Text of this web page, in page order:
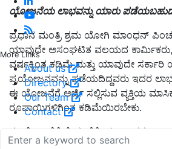
More Links
About us
Directory
Our Team
Contact
ಯೋಜನೆಯ ಲಾಭವನ್ನು ಯಾರು
ಪ್ರಧಾನ ಮಂತ್ರಿ ಶ್ರಮ ಯೋಗಿ ಮಾಂಧನ್
ಯಾವುದೇ ಅಸಂಘಟಿತ ವಲಯದ
ವರ್ಷಕ್ಕಿಂತ ಕಡಿಮೆ ಮತ್ತು ಯಾವುದೇ
ಪ್ರಯೋಜನವನ್ನು ಪಡೆಯದಿದ್ದವರು ಇದರ
ಈ ಯೋಜನೆಗೆ ಅರ್ಜಿ ಸಲ್ಲಿಸುವ ವ್ಯಕ್ತಿಯ
ರೂಪಾಯಿಗಳಿಗಿಂತ ಕಡಿಮೆಯಿರಬೇಕು.
ಈ ಯೋಜನೆಗೆ ಸೇರ್ಪಡೆಗೊಳ್ಳಲು ಅಗತ್ಯ